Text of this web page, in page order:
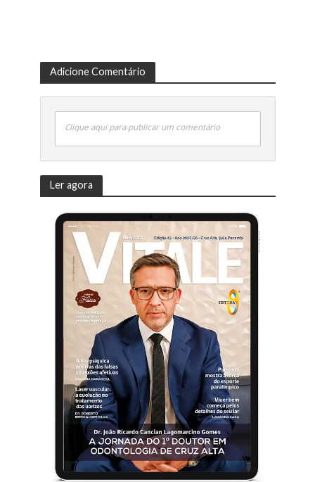
Adicione Comentário
Clique aqui para publicar um comentário
Ler agora